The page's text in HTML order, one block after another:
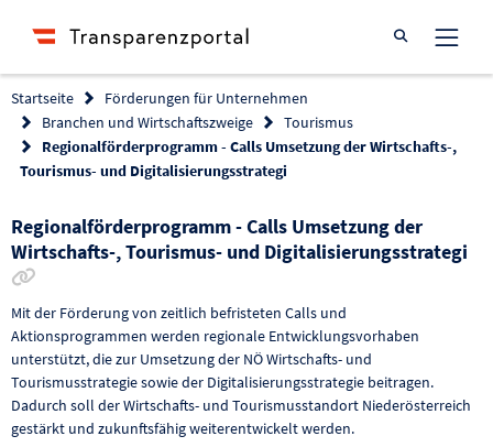
Suche öffnen
Startseite
Förderungen für Unternehmen
Branchen und Wirtschaftszweige
Tourismus
Regionalförderprogramm - Calls Umsetzung der Wirtschafts-,
Tourismus- und Digitalisierungsstrategi
Regionalförderprogramm - Calls Umsetzung der
Wirtschafts-, Tourismus- und Digitalisierungsstrategi
Mit der Förderung von zeitlich befristeten Calls und
Aktionsprogrammen werden regionale Entwicklungsvorhaben
unterstützt, die zur Umsetzung der NÖ Wirtschafts- und
Tourismusstrategie sowie der Digitalisierungsstrategie beitragen.
Dadurch soll der Wirtschafts- und Tourismusstandort Niederösterreich
gestärkt und zukunftsfähig weiterentwickelt werden.